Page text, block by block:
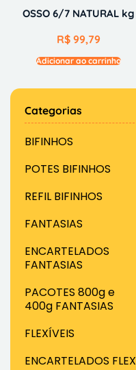
Categorias
BIFINHOS
POTES BIFINHOS
REFIL BIFINHOS
FANTASIAS
ENCARTELADOS
FANTASIAS
PACOTES 800g e
400g FANTASIAS
FLEXÍVEIS
ENCARTELADOS FLEX
OSSO 6/7 NATURAL kg
R$99,79
Adicionar ao carrinho